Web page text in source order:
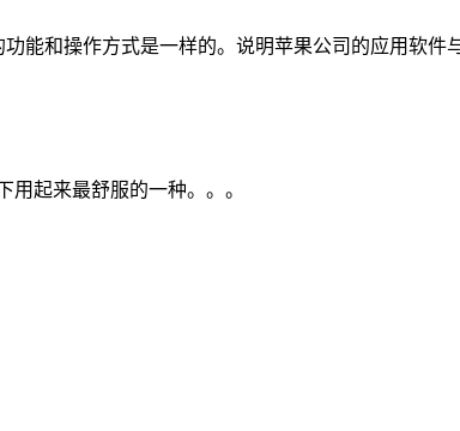
能和操作方式是一样的。说明苹果公司的应用软件
用起来最舒服的一种。。。